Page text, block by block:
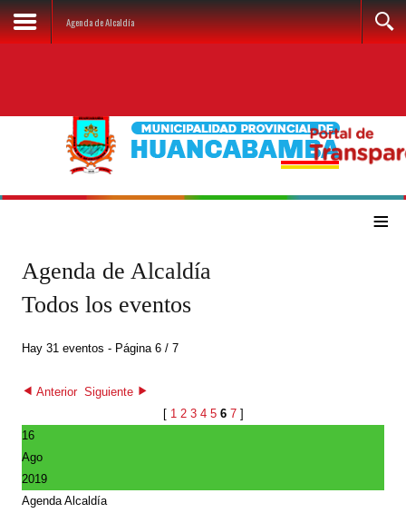
Agenda de Alcaldía
≡
Agenda de Alcaldía
Todos los eventos
Hay 31 eventos - Página 6 / 7
Anterior Siguiente
[ 1 2 3 4 5 6 7]
16
Ago
2019
Agenda Alcaldía